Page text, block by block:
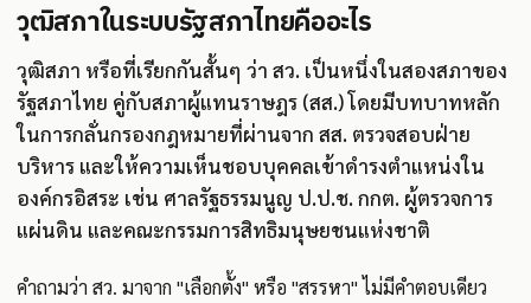
วุฒิสภาในระบบรัฐสภาไทยคืออะไร
วุฒิสภา หรือที่เรียกกันสั้นๆ ว่า สว. เป็นหนึ่งในสองสภาของ
รัฐสภาไทย คู่กับสภาผู้แทนราษฎร (สส.) โดยมีบทบาทหลัก
ในการกลั่นกรองกฎหมายที่ผ่านจาก สส. ตรวจสอบฝ่าย
บริหาร และให้ความเห็นชอบบุคคลเข้าดำรงตำแหน่งใน
องค์กรอิสระ เช่น ศาลรัฐธรรมนูญ ป.ป.ช. กกต. ผู้ตรวจการ
แผ่นดิน และคณะกรรมการสิทธิมนุษยชนแห่งชาติ
คำถามว่า สว. มาจาก "เลือกตั้ง" หรือ "สรรหา" ไม่มีคำตอบเดียว